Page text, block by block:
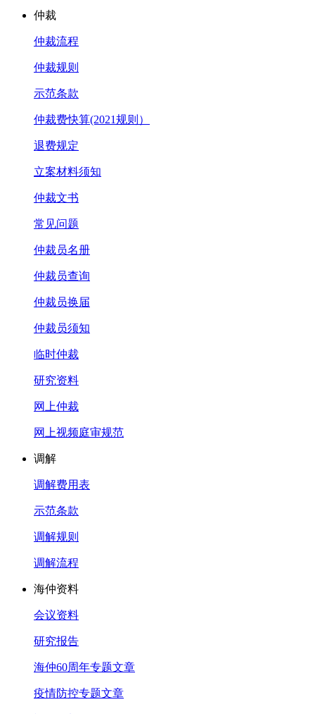
仲裁
仲裁流程
仲裁规则
示范条款
仲裁费快算(2021规则）
退费规定
立案材料须知
仲裁文书
常见问题
仲裁员名册
仲裁员查询
仲裁员换届
仲裁员须知
临时仲裁
研究资料
网上仲裁
网上视频庭审规范
调解
调解费用表
示范条款
调解规则
调解流程
海仲资料
会议资料
研究报告
海仲60周年专题文章
疫情防控专题文章